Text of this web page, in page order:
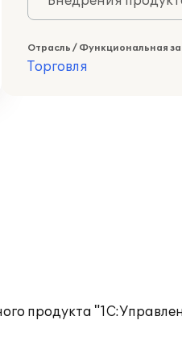
Отрасль / Функциональная
Торговля
продукта